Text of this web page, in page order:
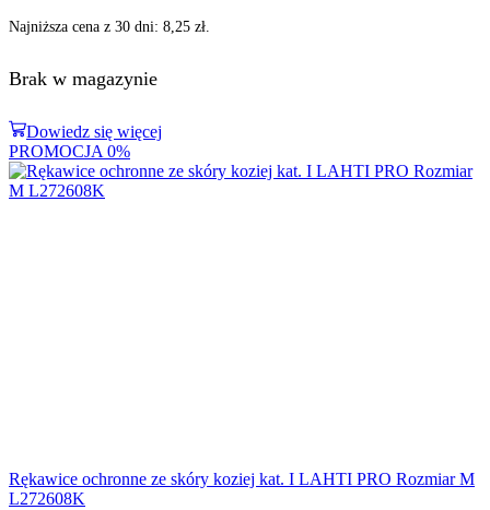
Najniższa cena z 30 dni: 8,25 zł
Brak w magazynie
Dowiedz się więcej
PROMOCJA 0%
Rękawice ochronne ze skóry koziej kat. I LAHTI PRO Rozmiar M
L272608K